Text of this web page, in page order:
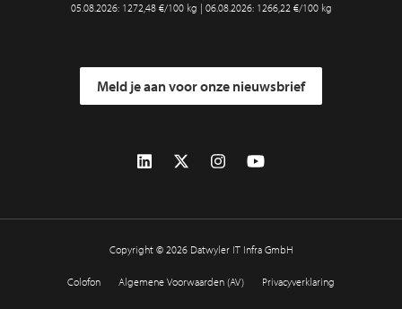
05.08.2026: 1272,48 €/100 kg | 06.08.2026: 1266,22 €/100 kg
Meld je aan voor onze nieuwsbrief
Copyright © 2026 Datwyler IT Infra GmbH
Colofon Algemene Voorwaarden (AV) Privacyverklaring